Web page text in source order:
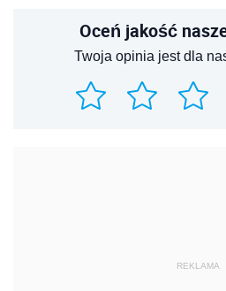
Oceń jakość
Twoja opinia jest dla
REKLAMA